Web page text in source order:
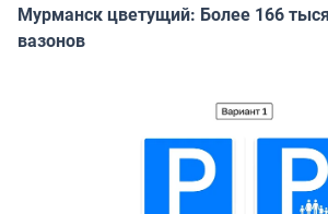
Мурманск цветущий: Более 166
вазонов